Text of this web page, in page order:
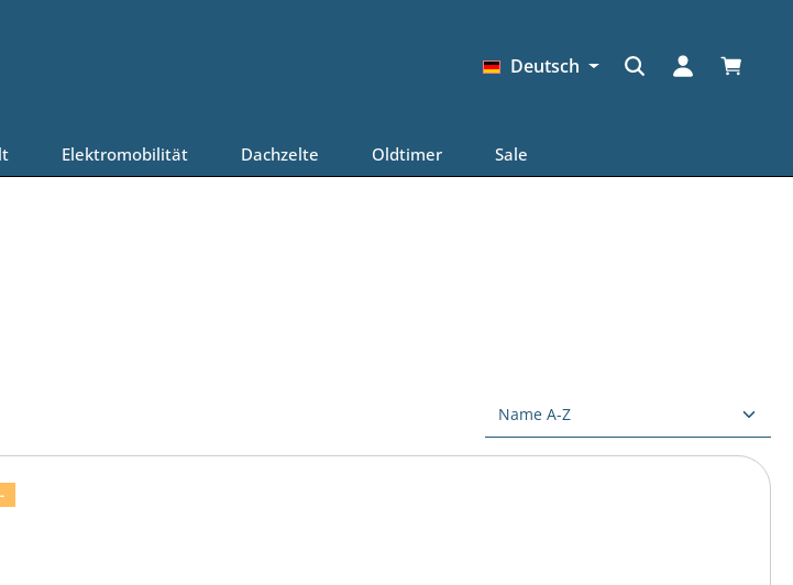
Deutsch
Elektromobilität Dachzelte Oldtimer Sale